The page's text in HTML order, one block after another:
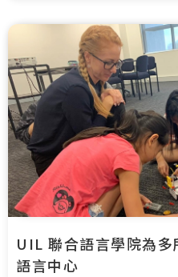
UIL 聯合語言學院為
語言中心